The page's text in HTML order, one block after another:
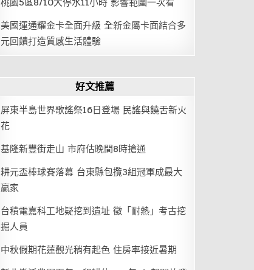
美國運通耀金卡全面升級 全新金屬卡面結合多
元回饋打造質感生活體驗
好文推薦
屏東半島世界歌謠祭16日登場 民謠與饒舌新火
花
基隆新豐街走山 市府估晚間8時搶通
耕元盃棒球賽落幕 台東縣包攬3組冠軍成最大
贏家
台積電嘉科工地疑挖到遺址 徵「耐熱」考古挖
掘人員
中秋假期花蓮觀光稍有起色 住房率接近暑期